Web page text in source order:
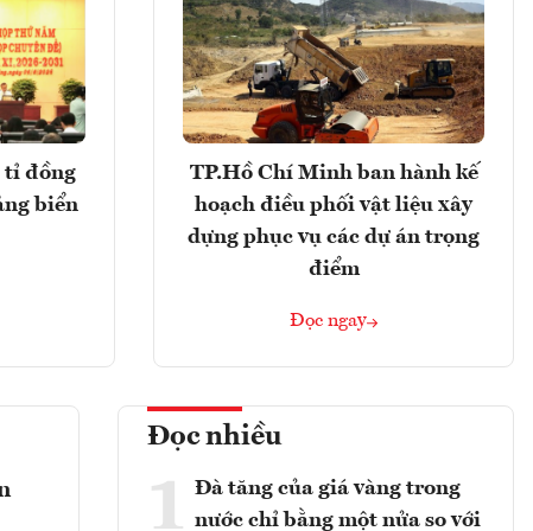
tỉ đồng
biển
TP.Hồ Chí Minh ban hành kế
hoạch điều phối vật liệu xây
dựng phục vụ các dự án trọng
điểm
Đọc ngay
Đọc nhiều
1 Đà tăng của giá vàng trong
nước chỉ bằng một nửa so với